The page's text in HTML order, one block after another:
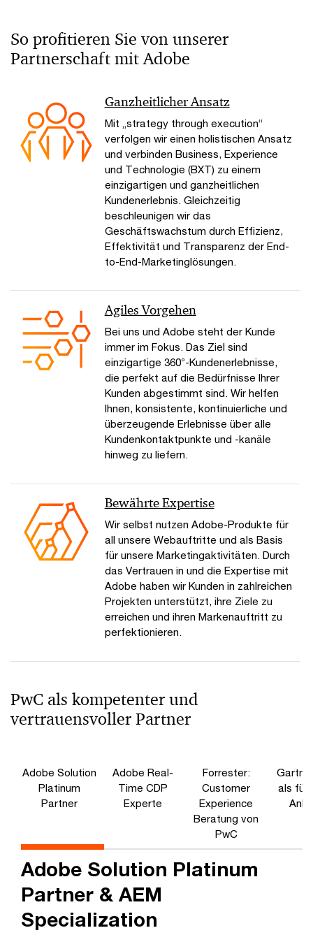
So profitieren Sie von unserer
Partnerschaft mit Adobe
Ganzheitlicher Ansatz
Mit „strategy through execution“
verfolgen wir einen holistischen Ansatz
und verbinden Business, Experience
und Technologie (BXT) zu einem
einzigartigen und ganzheitlichen
Kundenerlebnis. Gleichzeitig
beschleunigen wir das
Geschäftswachstum durch Effizienz,
Effektivität und Transparenz der End-
to-End-Marketinglösungen.
Agiles Vorgehen
Bei uns und Adobe steht der Kunde
immer im Fokus. Das Ziel sind
einzigartige 360°-Kundenerlebnisse,
die perfekt auf die Bedürfnisse Ihrer
Kunden abgestimmt sind. Wir helfen
Ihnen, konsistente, kontinuierliche und
überzeugende Erlebnisse über alle
Kundenkontaktpunkte und -kanäle
hinweg zu liefern.
Bewährte Expertise
Wir selbst nutzen Adobe-Produkte für
all unsere Webauftritte und als Basis
für unsere Marketingaktivitäten. Durch
das Vertrauen in und die Expertise mit
Adobe haben wir Kunden in zahlreichen
Projekten unterstützt, ihre Ziele zu
erreichen und ihren Markenauftritt zu
perfektionieren.
PwC als kompetenter und
vertrauensvoller Partner
Adobe Solution
Platinum
Partner
Adobe Real-
Time CDP
Experte
Forrester:
Customer
Experience
Beratung von
PwC
als
Adobe Solution Platinum
Partner & AEM
Specialization